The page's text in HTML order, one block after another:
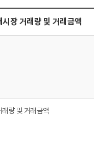
장 거래량 및 거래금액
량 및 거래금액